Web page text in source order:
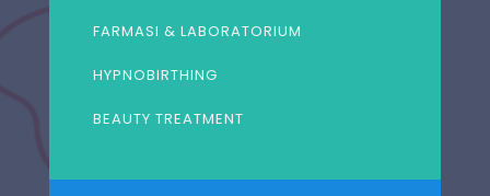
FARMASI & LABORATORIUM
HYPNOBIRTHING
BEAUTY TREATMENT